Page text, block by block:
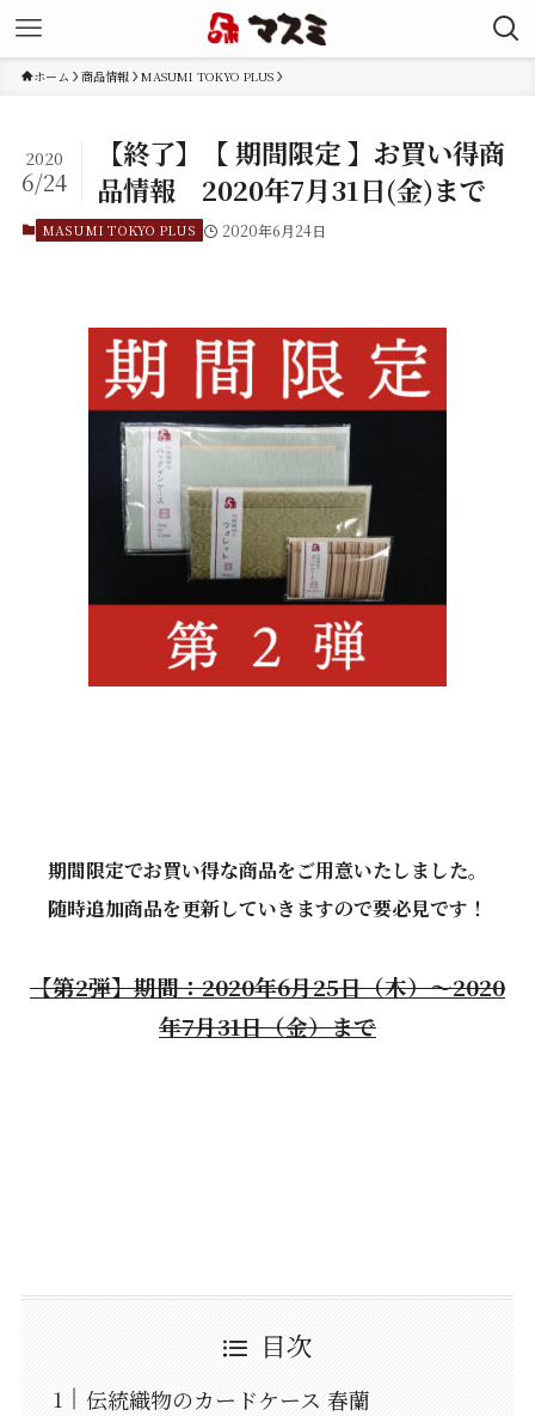
ホーム 商品情報 MASUMI TOKYO PLUS
【終了】【 期間限定 】お買い得商
品情報 2020年7月31日(金)まで
2020
6/24
MASUMI TOKYO PLUS 2020年6月24日
期間限定でお買い得な商品をご用意いたしました。
随時追加商品を更新していきますので要必見です！
【第2弾】期間：2020年6月25日（木）～2020
年7月31日（金）まで
目次
伝統織物のカードケース 春蘭